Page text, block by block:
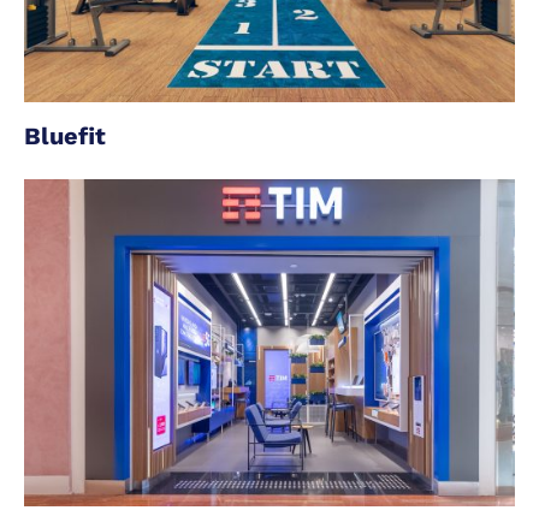
Bluefit